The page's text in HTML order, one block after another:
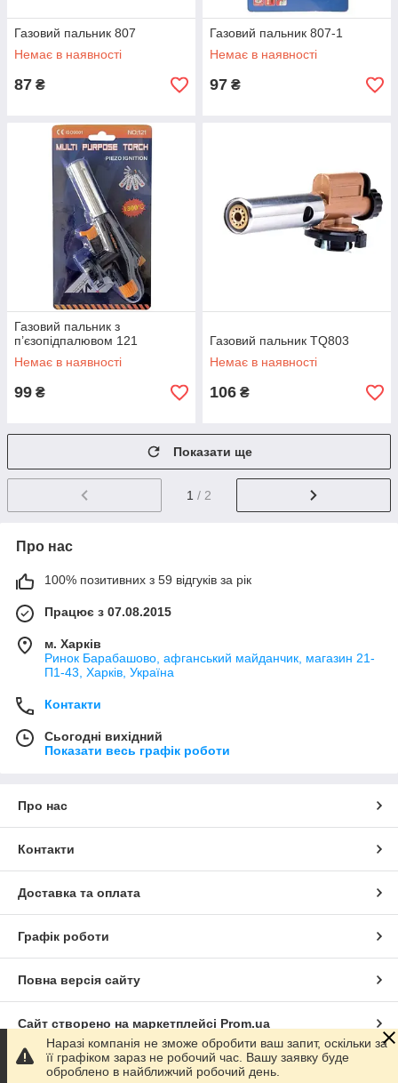
Газовий пальник 807
Немає в наявності
87 ₴
Газовий пальник 807-1
Немає в наявності
97 ₴
Газовий пальник з
п’єзопідпалювом 121
Немає в наявності
99 ₴
Газовий пальник TQ803
Немає в наявності
106 ₴
Показати ще
1 / 2
Про нас
100% позитивних з 59 відгуків за рік
Працює з 07.08.2015
м. Харків
Ринок Барабашово, афганський майданчик, магазин 21-
П1-43, Харків, Україна
Контакти
Сьогодні вихідний
Показати весь графік роботи
Про нас
Контакти
Доставка та оплата
Графік роботи
Повна версія сайту
Сайт створено на маркетплейсі Prom.ua
Політика конфіденційності
Наразі компанія не зможе обробити ваш запит, оскільки за
її графіком зараз не робочий час. Вашу заявку буде
оброблено в найближчий робочий день.